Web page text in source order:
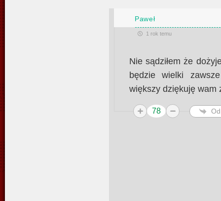
Paweł
1 rok temu
Nie sądziłem że
będzie wielki
większy dziękuję wam
78